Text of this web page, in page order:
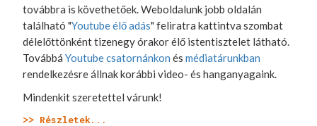
továbbra is követhetőek. Weboldalunk jobb oldalán
található "Youtube élő adás" feliratra kattintva szombat
délelőttönként tizenegy órakor élő istentisztelet látható.
TovábbáYoutube csatornánkon ésmédiatárunkban
rendelkezésre állnak korábbi video- és hanganyagaink.
Mindenkit szeretettel várunk!
>> Részletek...